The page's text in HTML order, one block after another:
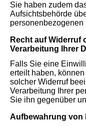
Sie haben zudem
Aufsichtsbehörde
Recht auf Widerruf
Verarbeitung Ihrer
Falls Sie eine
erteilt haben,
solcher Widerruf
Verarbeitung Ihrer
Sie ihn gegenüber
Aufbewahrung von